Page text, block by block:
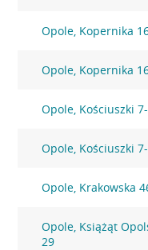
Opole, Kopernika
Opole, Kopernika
Opole, Kościuszki
Opole, Kościuszki
Opole, Krakowska
Opole, Książąt
29